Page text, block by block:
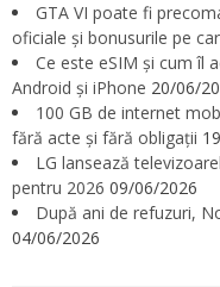
GTA VI poate fi
oficiale și bonusurile pe
Ce este eSIM și cum îl
Android și iPhone 20/06/
100 GB de internet
fără acte și fără obligații
LG lansează
pentru 2026 09/06/2026
După ani de refuzuri,
04/06/2026